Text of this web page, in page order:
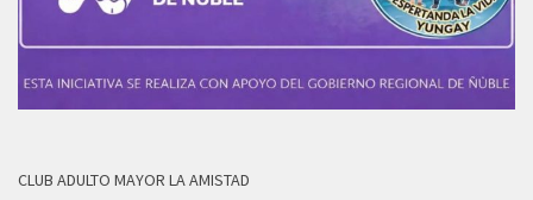
CLUB ADULTO MAYOR LA AMISTAD